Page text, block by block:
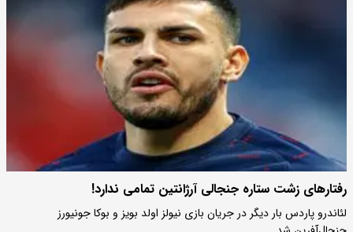
رفتارهای زشت ستاره جنجالی آرژانتین تمامی ندارد!
لئاندرو پاردس بار دیگر در جریان بازی نیولز اولد بویز و بوکا جونیورز